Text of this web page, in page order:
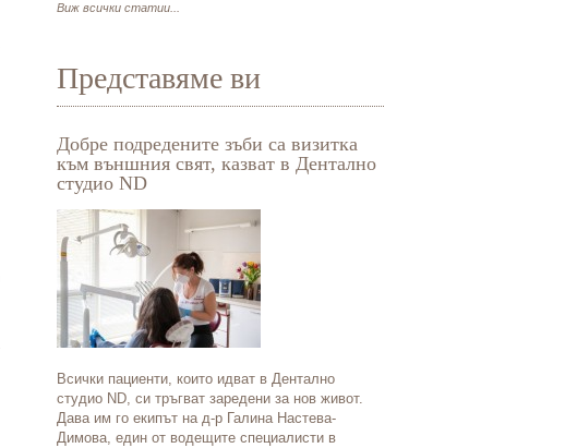
Виж всички статии...
Представяме ви
Добре подредените зъби са визитка
към външния свят, казват в Дентално
студио ND
Всички пациенти, които идват в Дентално
студио ND, си тръгват заредени за нов живот.
Дава им го екипът на д-р Галина Настева-
Димова, един от водещите специалисти в